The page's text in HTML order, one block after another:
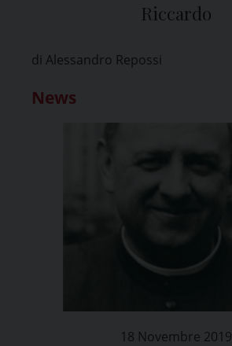
Riccardo
di Alessandro Repossi
News
18 Novembre 2019